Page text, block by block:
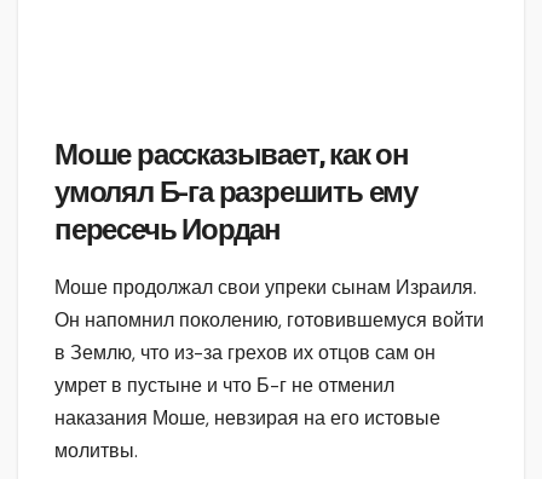
Моше рассказывает, как он
умолял Б-га разрешить ему
пересечь Иордан
Моше продолжал свои упреки сынам Израиля.
Он напомнил поколению, готовившемуся войти
в Землю, что из-за грехов их отцов сам он
умрет в пустыне и что Б-г не отменил
наказания Моше, невзирая на его истовые
молитвы.